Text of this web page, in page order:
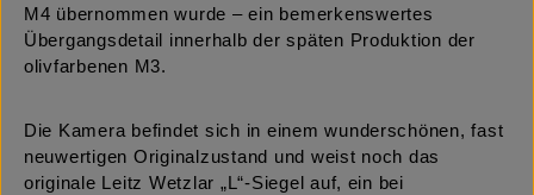
M4 übernommen wurde – ein bemerkenswertes
Übergangsdetail innerhalb der späten Produktion der
olivfarbenen M3.
Die Kamera befindet sich in einem wunderschönen, fast
neuwertigen Originalzustand und weist noch das
originale Leitz Wetzlar „L“-Siegel auf, ein bei